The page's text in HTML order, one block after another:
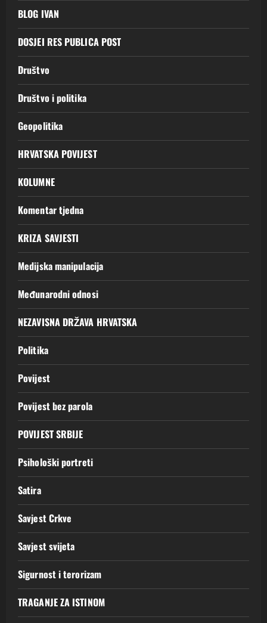
BLOG IVAN
DOSJEI RES PUBLICA POST
Društvo
Društvo i politika
Geopolitika
HRVATSKA POVIJEST
KOLUMNE
Komentar tjedna
KRIZA SAVJESTI
Medijska manipulacija
Međunarodni odnosi
NEZAVISNA DRŽAVA HRVATSKA
Politika
Povijest
Povijest bez parola
POVIJEST SRBIJE
Psihološki portreti
Satira
Savjest Crkve
Savjest svijeta
Sigurnost i terorizam
TRAGANJE ZA ISTINOM